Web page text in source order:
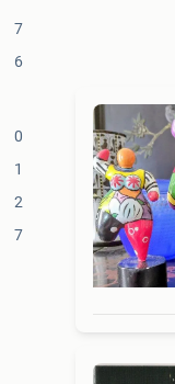
7
6
0
1
2
7